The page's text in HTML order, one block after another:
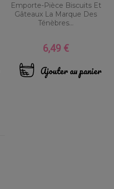
Emporte-Pièce Biscuits Et
Gâteaux La Marque Des
Ténèbres...
Prix
6,49 €
Ajouter au panier